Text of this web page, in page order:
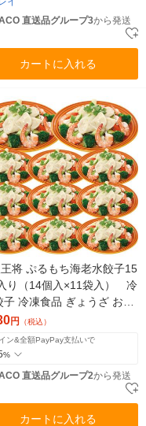
直送品グループ3から発送
カートに入れる
将 ぷるもち海老水餃子15
り（14個入×11袋入） 冷
子 冷凍食品 ぎょうざ おか
弁当 中華（直送品）
円 （税込）
ン&全額PayPay支払いで
%
直送品グループ2から発送
カートに入れる